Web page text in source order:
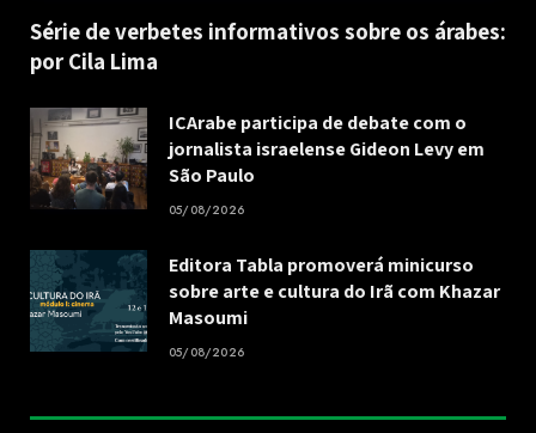
Série de verbetes informativos sobre os árabes:
por Cila Lima
ICArabe participa de debate com o
jornalista israelense Gideon Levy em
São Paulo
05/08/2026
Editora Tabla promoverá minicurso
sobre arte e cultura do Irã com Khazar
Masoumi
05/08/2026